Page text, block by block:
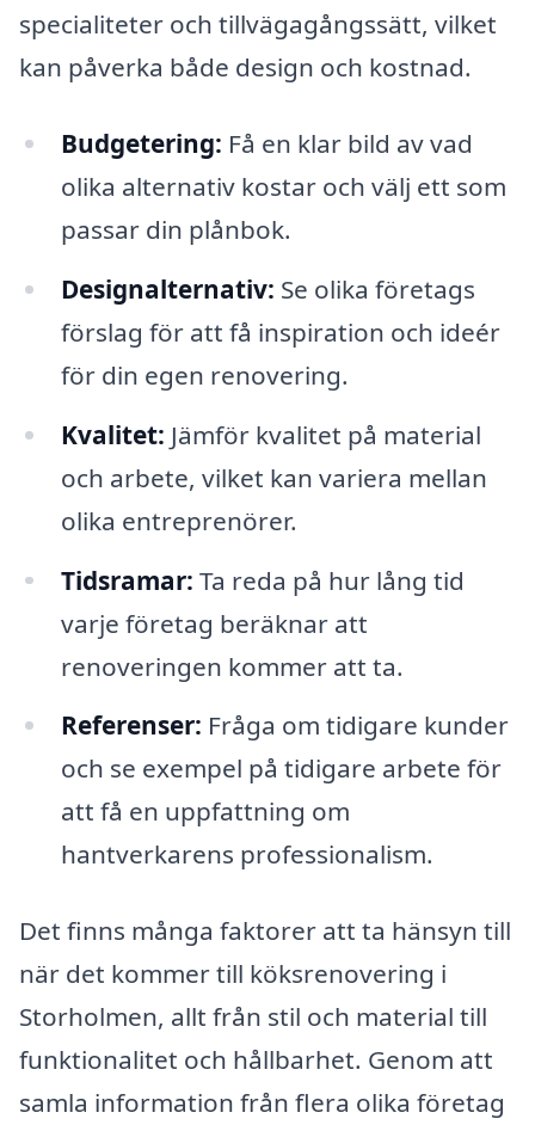
specialiteter och tillvägagångssätt, vilket
kan påverka både design och kostnad.
Budgetering: Få en klar bild av vad
olika alternativ kostar och välj ett som
passar din plånbok.
Designalternativ: Se olika företags
förslag för att få inspiration och ideér
för din egen renovering.
Kvalitet: Jämför kvalitet på material
och arbete, vilket kan variera mellan
olika entreprenörer.
Tidsramar: Ta reda på hur lång tid
varje företag beräknar att
renoveringen kommer att ta.
Referenser: Fråga om tidigare kunder
och se exempel på tidigare arbete för
att få en uppfattning om
hantverkarens professionalism.
Det finns många faktorer att ta hänsyn till
när det kommer till köksrenovering i
Storholmen, allt från stil och material till
funktionalitet och hållbarhet. Genom att
samla information från flera olika företag